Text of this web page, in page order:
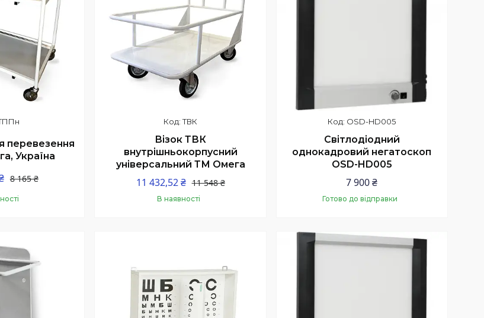
перевезення
Україна
8 165 ₴
ТВК
Візок ТВК
внутрішньокорпусний
універсальний ТМ Омега
11 548 ₴
11 432,52 ₴
В наявності
OSD-HD005
Світлодіодний
однокадровий негатоскоп
OSD-HD005
7 900 ₴
Готово до відправки
Купити